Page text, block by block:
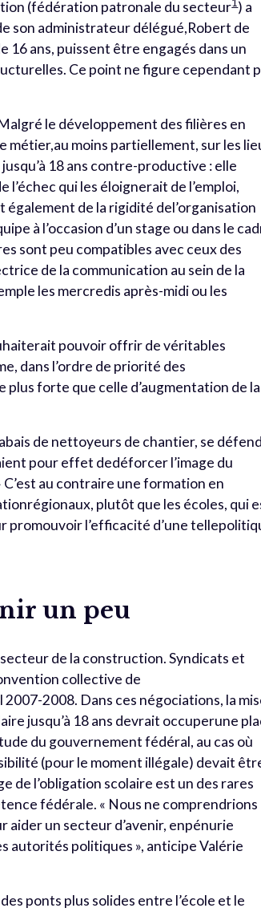
(fédération patronale du secteur1) a
son administrateur délégué,Robert de
16 ans, puissent être engagés dans un
Ce point ne figure cependant
le développement des filières en
métier,au moins partiellement, sur les
18 ans contre-productive : elle
qui les éloignerait de l’emploi,
de la rigidité del’organisation
à l’occasion d’un stage ou dans le
sont peu compatibles avec ceux des
de la communication au sein de la
les mercredis après-midi ou les
pouvoir offrir de véritables
dans l’ordre de priorité des
forte que celle d’augmentation de la
de nettoyeurs de chantier, se défend
pour effet dedéforcer l’image du
au contraire une formation en
plutôt que les écoles, qui
l’efficacité d’une
un peu
de la construction. Syndicats et
collective de
2008. Dans ces négociations, la
jusqu’à 18 ans devrait occuperune
du gouvernement fédéral, au cas où
(pour le moment illégale) devait
de l’obligation scolaire est un des rares
fédérale. « Nous ne comprendrions
aider un secteur d’avenir, enpénurie
autorités politiques », anticipe Valérie
ponts plus solides entre l’école et le